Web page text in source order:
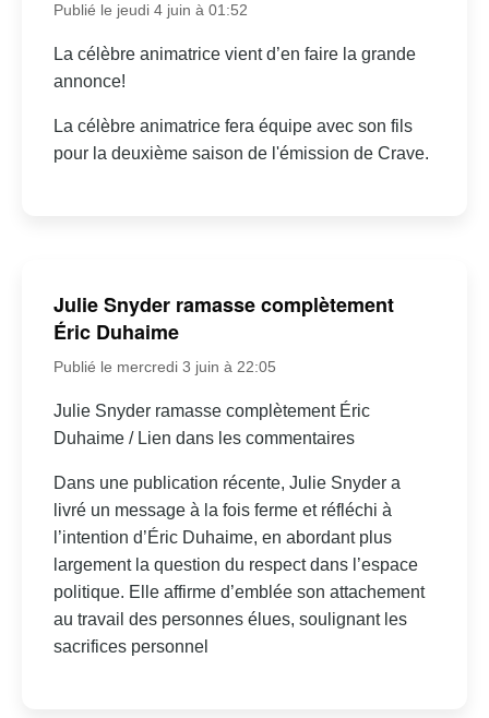
Publié le jeudi 4 juin à 01:52
La célèbre animatrice vient d’en faire la grande
annonce!
La célèbre animatrice fera équipe avec son fils
pour la deuxième saison de l'émission de Crave.
Julie Snyder ramasse complètement
Éric Duhaime
Publié le mercredi 3 juin à 22:05
Julie Snyder ramasse complètement Éric
Duhaime / Lien dans les commentaires
Dans une publication récente, Julie Snyder a
livré un message à la fois ferme et réfléchi à
l’intention d’Éric Duhaime, en abordant plus
largement la question du respect dans l’espace
politique. Elle affirme d’emblée son attachement
au travail des personnes élues, soulignant les
sacrifices personnel